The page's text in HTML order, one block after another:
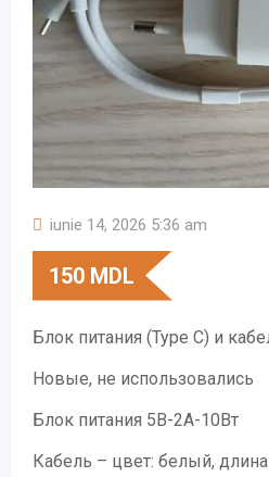
iunie 14, 2026 5:36 am
150 MDL
Блок питания (Type C) и
Новые, не использовались
Блок питания 5В-2А-10Вт
Кабель – цвет: белый,